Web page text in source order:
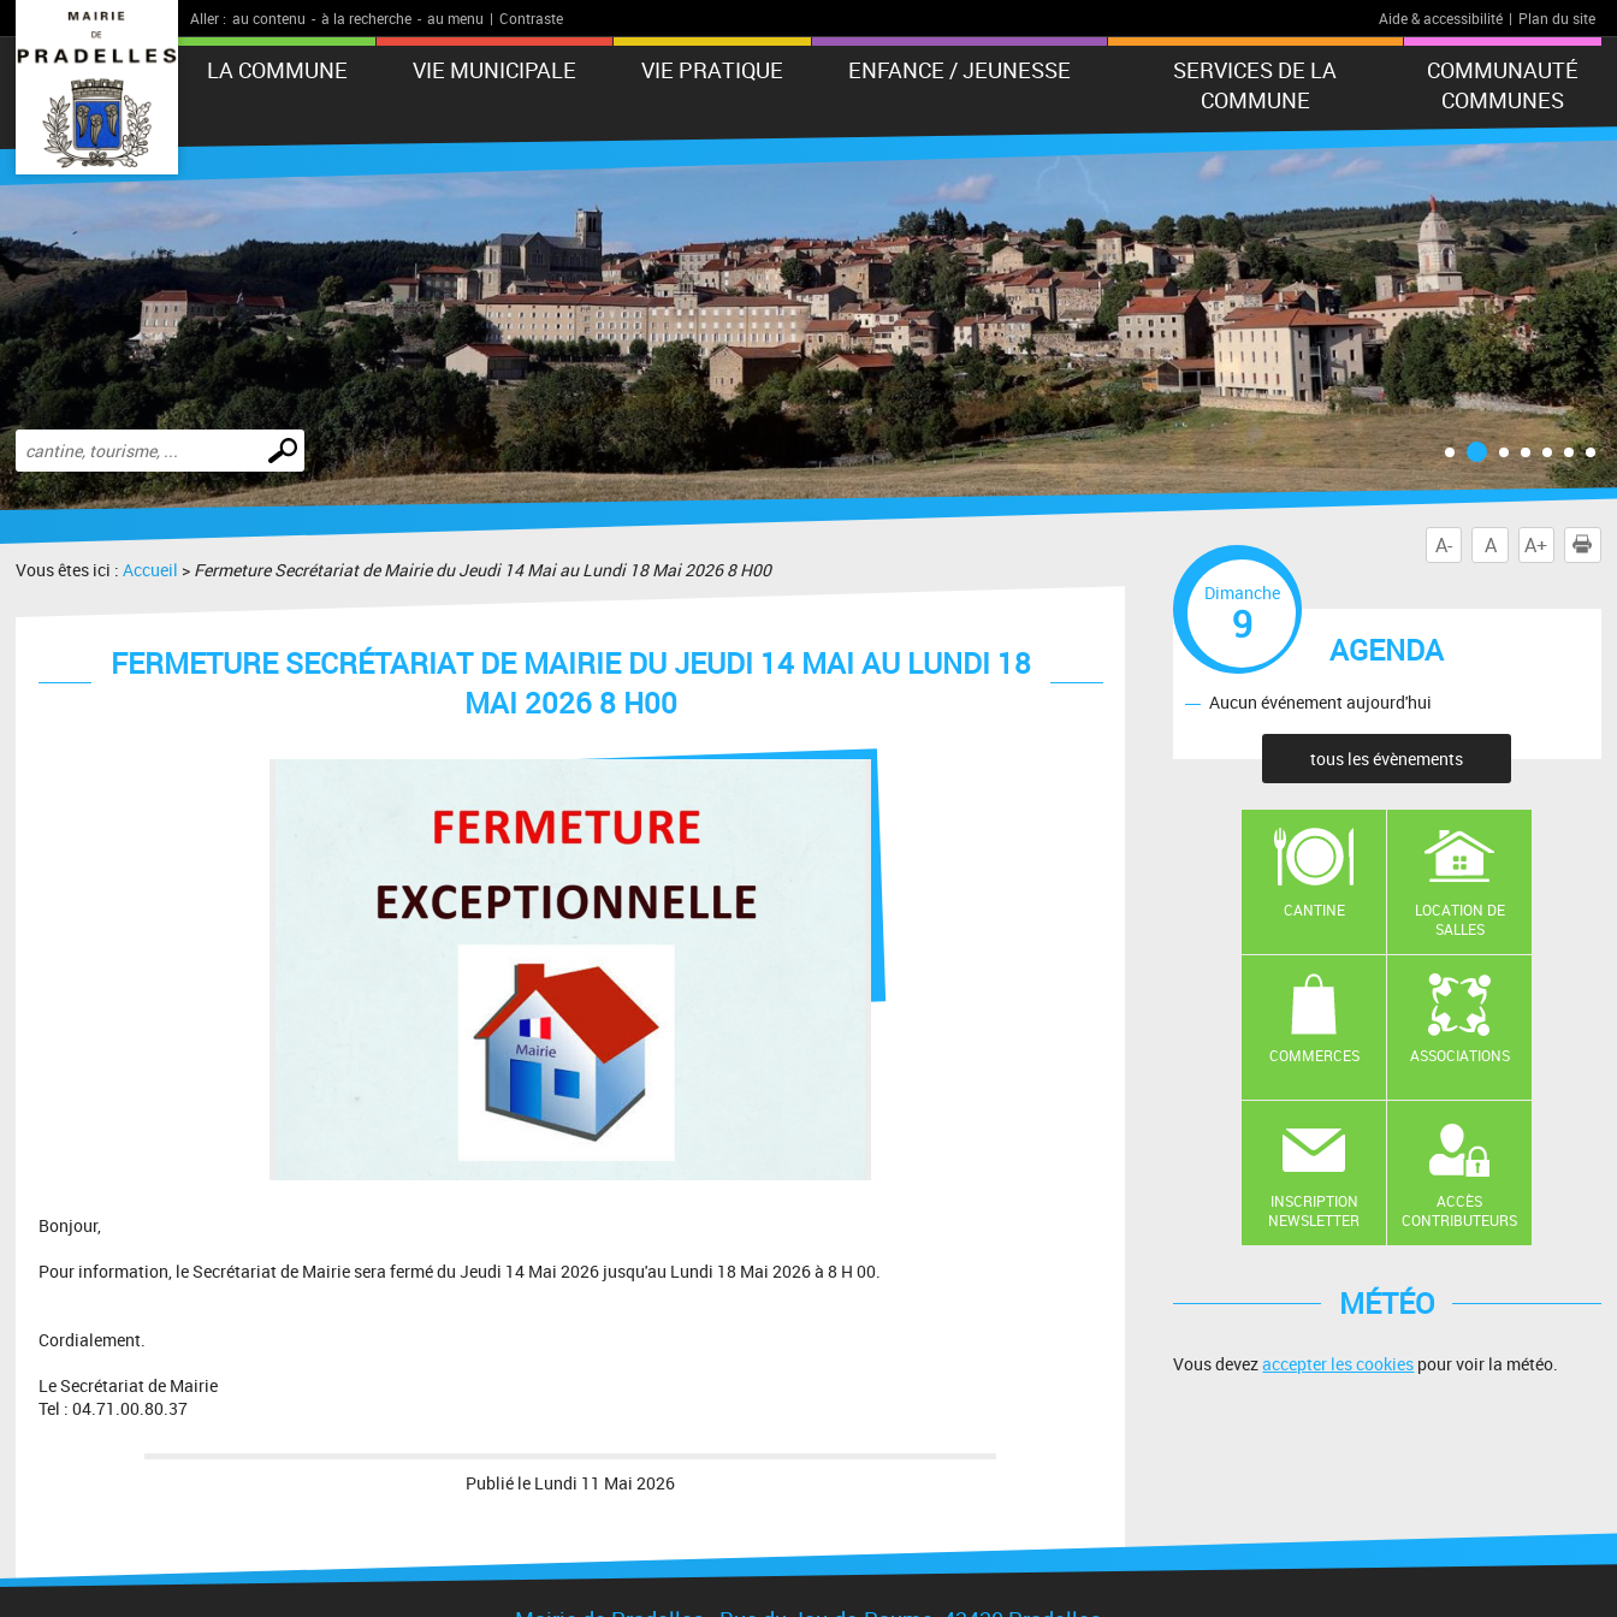
Aller : au contenu - à la recherche - au menu | Contraste Aide & accessibilité | Plan du site
LA COMMUNE VIE MUNICIPALE VIE PRATIQUE ENFANCE / JEUNESSE
SERVICES DE LA
COMMUNE
COMMUNAUTÉ
COMMUNES
Effectuer
une
recherche
A- A A+
Vous êtes ici :Accueil > Fermeture Secrétariat de Mairie du Jeudi 14 Mai au Lundi 18 Mai 2026 8 H00
FERMETURE SECRÉTARIAT DE MAIRIE DU JEUDI 14 MAI AU LUNDI 18
MAI 2026 8 H00
Bonjour,
Pour information, le Secrétariat de Mairie sera fermé du Jeudi 14 Mai 2026 jusqu'au Lundi 18 Mai 2026 à 8 H 00.
Cordialement.
Le Secrétariat de Mairie
Tel : 04.71.00.80.37
Publié le Lundi 11 Mai 2026
AGENDA
Dimanche
9
Aucun événement aujourd'hui
tous les évènements
CANTINE
LOCATION DE
SALLES
COMMERCES ASSOCIATIONS
INSCRIPTION
NEWSLETTER
ACCÈS
CONTRIBUTEURS
MÉTÉO
Vous devezaccepter les cookies pour voir la météo.